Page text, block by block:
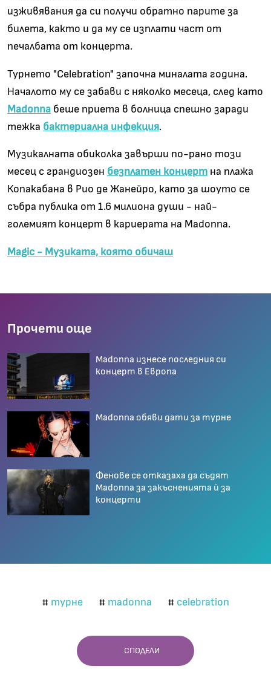
изживявания да си получи обратно парите за
билета, както и да му се изплати част от
печалбата от концерта.
Турнето "Celebration" започна миналата година.
Началото му се забави с няколко месеца, след като
Madonna беше приета в болница спешно заради
тежка бактериална инфекция.
Музикалната обиколка завърши по-рано този
месец с грандиозен безплатен концерт на плажа
Копакабана в Рио де Жанейро, като за шоуто се
събра публика от 1.6 милиона души - най-
големият концерт в кариерата на Madonna.
Magic - Музиката, която обичаш
Прочети още
Madonna изнесе последния си
концерт в Европа
Madonna обяви дати за турне
Фенове се отказаха да съдят
Madonna за закъсненията ѝ за
концерти
# турне # madonna # celebration
СПОДЕЛИ